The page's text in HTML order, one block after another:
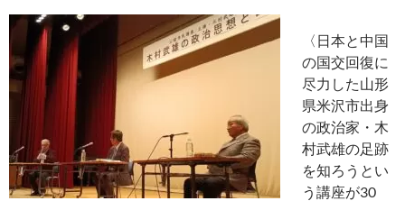
〈日本と中国
の国交回復に
尽力した山形
県米沢市出身
の政治家・木
村武雄の足跡
を知ろうとい
う講座が30